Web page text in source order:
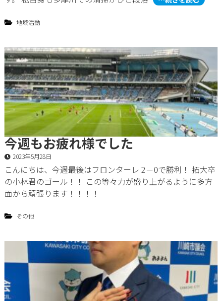
地域活動
今週もお疲れ様でした
2023年5月28日
こんにちは、今週最後はフロンターレ 2－0で勝利！ 拓大卒
の小林君のゴール！！ この等々力が盛り上がるように多方
面から頑張ります！！！！
その他